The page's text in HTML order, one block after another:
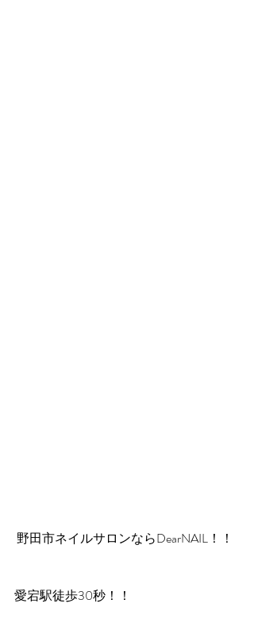
野田市ネイルサロンならDearNAIL！！
愛宕駅徒歩30秒！！